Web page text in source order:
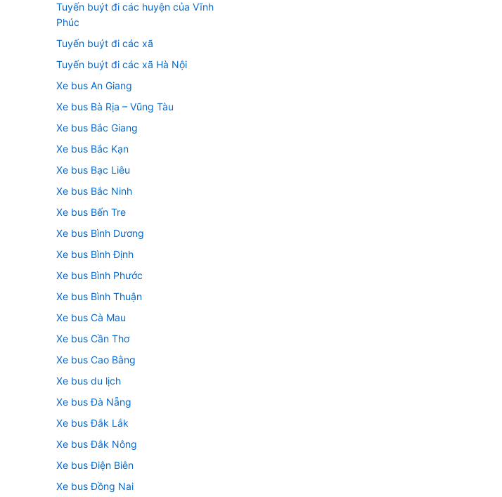
Tuyến buýt đi các huyện của Vĩnh
Phúc
Tuyến buýt đi các xã
Tuyến buýt đi các xã Hà Nội
Xe bus An Giang
Xe bus Bà Rịa – Vũng Tàu
Xe bus Bắc Giang
Xe bus Bắc Kạn
Xe bus Bạc Liêu
Xe bus Bắc Ninh
Xe bus Bến Tre
Xe bus Bình Dương
Xe bus Bình Định
Xe bus Bình Phước
Xe bus Bình Thuận
Xe bus Cà Mau
Xe bus Cần Thơ
Xe bus Cao Bằng
Xe bus du lịch
Xe bus Đà Nẵng
Xe bus Đắk Lắk
Xe bus Đắk Nông
Xe bus Điện Biên
Xe bus Đồng Nai